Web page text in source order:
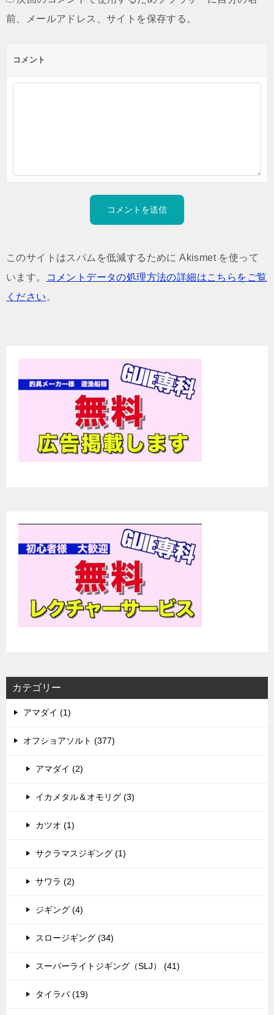
前、メールアドレス、サイトを保存する。
コメント
このサイトはスパムを低減するために Akismet を使って
います。
コメントデータの処理方法の詳細はこちらをご覧
ください 。
カテゴリー
アマダイ (1)
オフショアソルト (377)
アマダイ (2)
イカメタル＆オモリグ (3)
カツオ (1)
サクラマスジギング (1)
サワラ (2)
ジギング (4)
スロージギング (34)
スーパーライトジギング（SLJ） (41)
タイラバ (19)